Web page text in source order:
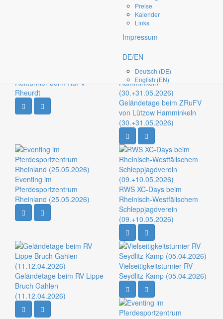
Preise
Kalender
Links
Impressum
DE/EN
Deutsch (DE)
English (EN)
lesen sie etwas über die von uns
Reitturnier beim RuFV
Rheurdt
Geländetage beim ZRuFV
von Lützow Hamminkeln
(30.+31.05.2026)
Eventing im
Pferdesportzentrum
Rheinland (25.05.2026)
RWS XC-Days beim
Rheinisch-Westfälischem
Schleppjagdverein
(09.+10.05.2026)
Geländetage beim RV Lippe
Bruch Gahlen
(11.12.04.2026)
Vielseitigkeitsturnier RV
Seydlitz Kamp (05.04.2026)